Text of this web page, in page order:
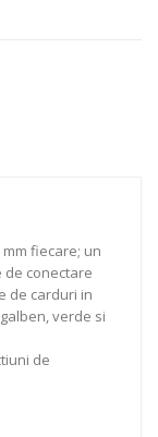
fiecare; un
de conectare
de carduri in
verde si
de